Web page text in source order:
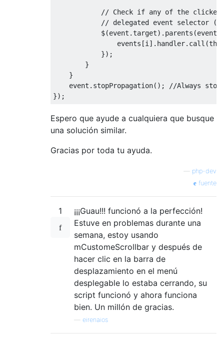
// Check if any of the clicked
// delegated event selector
            $
(event .target). parents (events
                events
[i ]. handler. call (
});
}
}
    event
. stopPropagation();
//Always stop
});
Espero que ayude a cualquiera que busque
una solución similar.
Gracias por toda tu ayuda.
php-dev
fuente
1
¡¡¡Guau!!! funcionó a la perfección!
Estuve en problemas durante una
semana, estoy usando
mCustomeScrollbar y después de
hacer clic en la barra de
desplazamiento en el menú
desplegable lo estaba cerrando, su
script funcionó y ahora funciona
bien. Un millón de gracias.
eirenaios